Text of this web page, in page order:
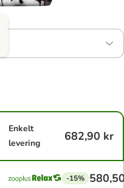
Enkelt
levering
682,90 kr
-15%